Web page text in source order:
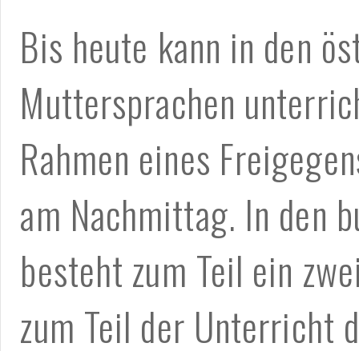
Bis heute kann in den
Muttersprachen
Rahmen eines
am Nachmittag. In den
besteht zum Teil ein
zum Teil der Unterricht